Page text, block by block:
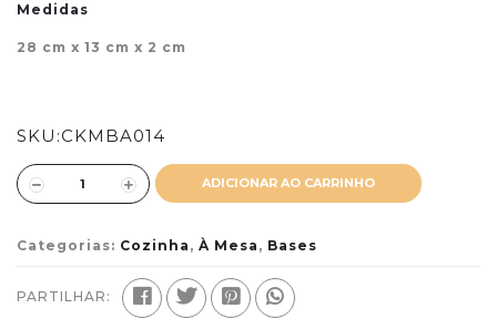
Medidas
28 cm x 13 cm x 2 cm
SKU:CKMBA014
ADICIONAR AO CARRINHO
Categorias: Cozinha , À Mesa , Bases
PARTILHAR: